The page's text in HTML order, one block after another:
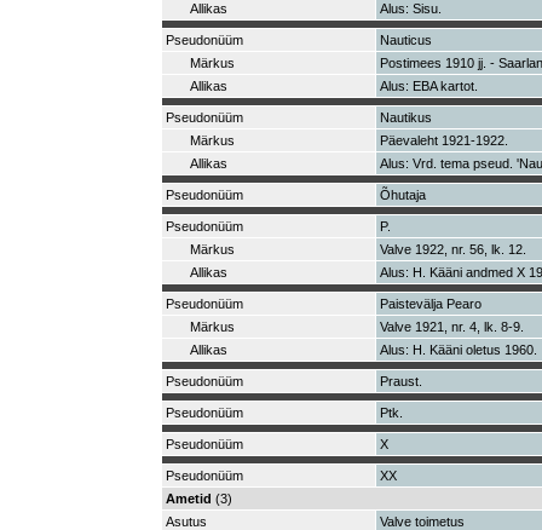
Allikas
Alus: Sisu.
Pseudonüüm
Nauticus
Märkus
Postimees 1910 jj. -
Allikas
Alus: EBA kartot.
Pseudonüüm
Nautikus
Märkus
Päevaleht 1921-1922.
Allikas
Alus: Vrd. tema pseud.
Pseudonüüm Õhutaja
Pseudonüüm
P.
Märkus
Valve 1922, nr. 56, lk. 12.
Allikas
Alus: H. Kääni andmed X
Pseudonüüm
Paistevälja Pearo
Märkus
Valve 1921, nr. 4, lk. 8-9.
Allikas
Alus: H. Kääni oletus 1960.
Pseudonüüm Praust.
Pseudonüüm Ptk.
Pseudonüüm X
Pseudonüüm
XX
Ametid (3)
Asutus
Valve toimetus